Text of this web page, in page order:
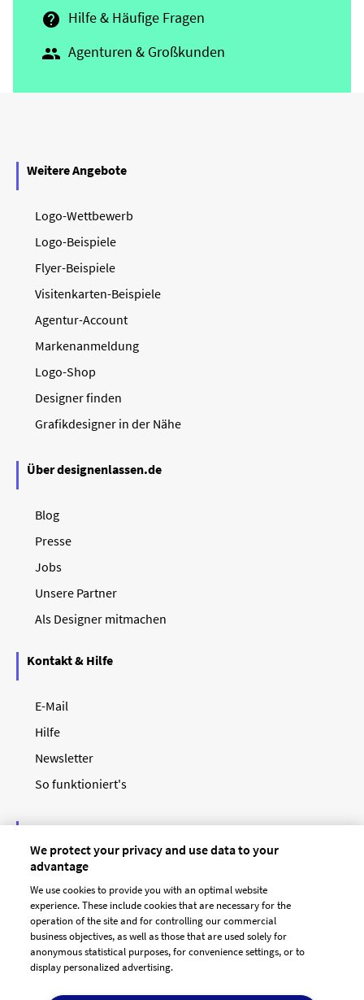
 Hilfe & Häufige Fragen
 Agenturen & Großkunden
Weitere Angebote
Logo-Wettbewerb
Logo-Beispiele
Flyer-Beispiele
Visitenkarten-Beispiele
Agentur-Account
Markenanmeldung
Logo-Shop
Designer finden
Grafikdesigner in der Nähe
Über designenlassen.de
Blog
Presse
Jobs
Unsere Partner
Als Designer mitmachen
Kontakt & Hilfe
E-Mail
Hilfe
Newsletter
So funktioniert's
Unsere Zahlungsarten
We protect your privacy and use data to your
advantage
We use cookies to provide you with an optimal website
experience. These include cookies that are necessary for the
operation of the site and for controlling our commercial
business objectives, as well as those that are used solely for
anonymous statistical purposes, for convenience settings, or to
display personalized advertising.